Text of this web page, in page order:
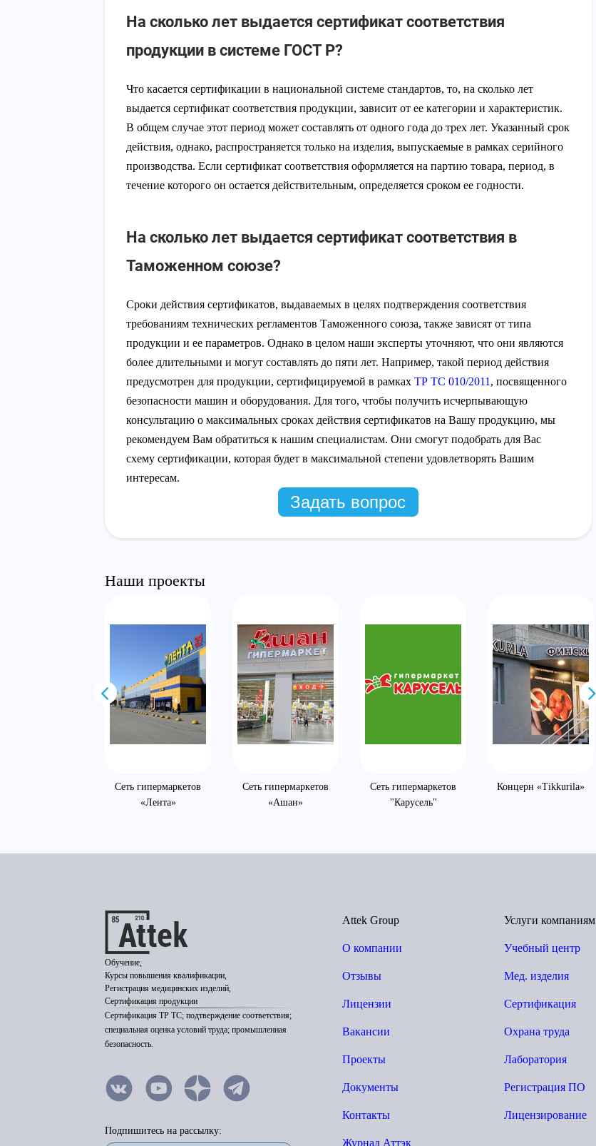
На сколько лет выдается сертификат соответствия
продукции в системе ГОСТ Р?
Что касается сертификации в национальной системе стандартов, то, на сколько лет
выдается сертификат соответствия продукции, зависит от ее категории и характеристик.
В общем случае этот период может составлять от одного года до трех лет. Указанный срок
действия, однако, распространяется только на изделия, выпускаемые в рамках серийного
производства. Если сертификат соответствия оформляется на партию товара, период, в
течение которого он остается действительным, определяется сроком ее годности.
На сколько лет выдается сертификат соответствия в
Таможенном союзе?
Сроки действия сертификатов, выдаваемых в целях подтверждения соответствия
требованиям технических регламентов Таможенного союза, также зависят от типа
продукции и ее параметров. Однако в целом наши эксперты уточняют, что они являются
более длительными и могут составлять до пяти лет. Например, такой период действия
предусмотрен для продукции, сертифицируемой в рамках ТР ТС 010/2011 , посвященного
безопасности машин и оборудования. Для того, чтобы получить исчерпывающую
консультацию о максимальных сроках действия сертификатов на Вашу продукцию, мы
рекомендуем Вам обратиться к нашим специалистам. Они смогут подобрать для Вас
схему сертификации, которая будет в максимальной степени удовлетворять Вашим
интересам.
Задать вопрос
Наши проекты
Сеть гипермаркетов
«Лента»
Сеть гипермаркетов
«Ашан»
Сеть гипермаркетов
"Карусель"
Концерн «Tikkurila»
Обучение,
Курсы повышения квалификации,
Регистрация медицинских изделий,
Сертификация продукции
Сертификация ТР ТС; подтверждение соответствия;
специальная оценка условий труда; промышленная
безопасность.
Подпишитесь на рассылку:
Attek Group
О компании
Отзывы
Лицензии
Вакансии
Проекты
Документы
Контакты
Журнал Аттэк
Услуги компаниям
Учебный центр
Мед. изделия
Сертификация
Охрана труда
Лаборатория
Регистрация ПО
Лицензирование